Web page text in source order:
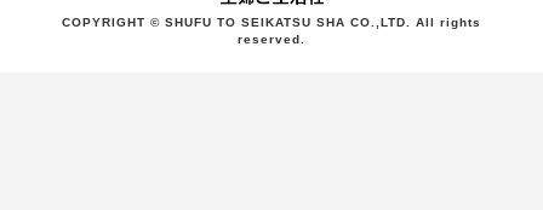
COPYRIGHT © SHUFU TO SEIKATSU SHA CO.,LTD. All rights
reserved.